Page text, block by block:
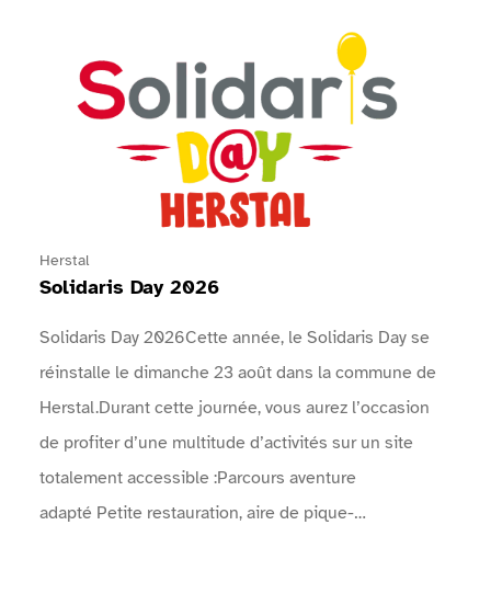
Herstal
Solidaris Day 2026
Solidaris Day 2026Cette année, le Solidaris Day se
réinstalle le dimanche 23 août dans la commune de
Herstal.Durant cette journée, vous aurez l’occasion
de profiter d’une multitude d’activités sur un site
totalement accessible :Parcours aventure
adapté Petite restauration, aire de pique-